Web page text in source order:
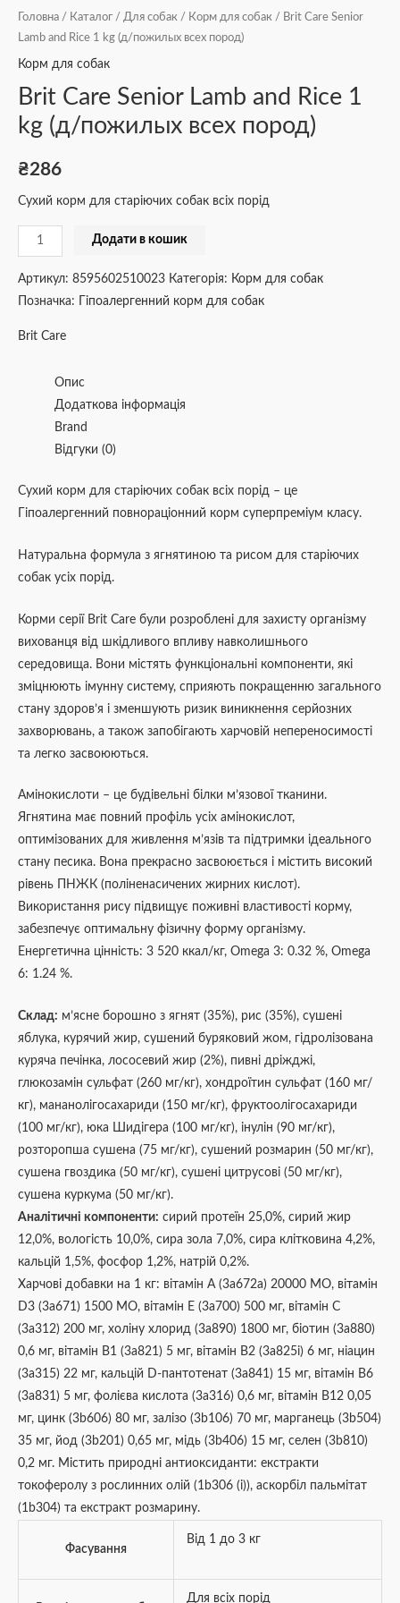
Головна / Каталог / Для собак / Корм для собак / Brit Care Senior
Lamb and Rice 1 kg (д/пожилых всех пород)
Корм для собак
Brit Care Senior Lamb and Rice 1
kg (д/пожилых всех пород)
₴286
Сухий корм для старіючих собак всіх порід
Додати в кошик
Артикул: 8595602510023 Категорія: Корм для собак
Позначка:
Гіпоалергенний корм для собак
Brit Care
Опис
Додаткова інформація
Brand
Відгуки (0)
Сухий корм для старіючих собак всіх порід – це
Гіпоалергенний повнораціонний корм суперпреміум класу.
Натуральна формула з ягнятиною та рисом для старіючих
собак усіх порід.
Корми серії Brit Care були розроблені для захисту організму
вихованця від шкідливого впливу навколишнього
середовища. Вони містять функціональні компоненти, які
зміцнюють імунну систему, сприяють покращенню загального
стану здоров’я і зменшують ризик виникнення серйозних
захворювань, а також запобігають харчовій непереносимості
та легко засвоюються.
Амінокислоти – це будівельні білки м’язової тканини.
Ягнятина має повний профіль усіх амінокислот,
оптимізованих для живлення м’язів та підтримки ідеального
стану песика. Вона прекрасно засвоюється і містить високий
рівень ПНЖК (поліненасичених жирних кислот).
Використання рису підвищує поживні властивості корму,
забезпечує оптимальну фізичну форму організму.
Енергетична цінність: 3 520 ккал/кг, Omega 3: 0.32 %, Omega
6: 1.24 %.
Склад: м’ясне борошно з ягнят (35%), рис (35%), сушені
яблука, курячий жир, сушений буряковий жом, гідролізована
куряча печінка, лососевий жир (2%), пивні дріжджі,
глюкозамін сульфат (260 мг/кг), хондроїтин сульфат (160 мг/
кг), мананолігосахариди (150 мг/кг), фруктоолігосахариди
(100 мг/кг), юка Шидігера (100 мг/кг), інулін (90 мг/кг),
розторопша сушена (75 мг/кг), сушений розмарин (50 мг/кг),
сушена гвоздика (50 мг/кг), сушені цитрусові (50 мг/кг),
сушена куркума (50 мг/кг).
Аналітичні компоненти: сирий протеїн 25,0%, сирий жир
12,0%, вологість 10,0%, сира зола 7,0%, сира клітковина 4,2%,
кальцій 1,5%, фосфор 1,2%, натрій 0,2%.
Харчові добавки на 1 кг: вітамін A (3a672a) 20000 МО, вітамін
D3 (3a671) 1500 МО, вітамін E (3a700) 500 мг, вітамін С
(3a312) 200 мг, холіну хлорид (3a890) 1800 мг, біотин (3a880)
0,6 мг, вітамін В1 (3a821) 5 мг, вітамін B2 (3a825i) 6 мг, ніацин
(3a315) 22 мг, кальцій D-пантотенат (3a841) 15 мг, вітамін B6
(3a831) 5 мг, фолієва кислота (3a316) 0,6 мг, вітамін В12 0,05
мг, цинк (3b606) 80 мг, залізо (3b106) 70 мг, марганець (3b504)
35 мг, йод (3b201) 0,65 мг, мідь (3b406) 15 мг, селен (3b810)
0,2 мг. Містить природні антиоксиданти: екстракти
токоферолу з рослинних олій (1b306 (i)), аскорбіл пальмітат
(1b304) та екстракт розмарину.
Фасування
Від 1 до 3 кг
Для всіх порід